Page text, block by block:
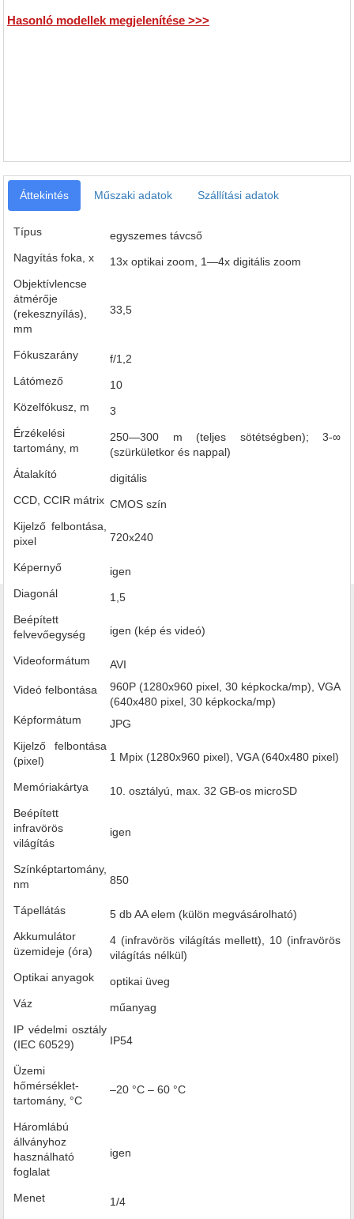
Hasonló modellek megjelenítése >>>
Áttekintés Műszaki adatok Szállítási adatok
Típus
egyszemes távcső
Nagyítás foka, x
13x optikai zoom, 1—4x digitális zoom
Objektívlencse
átmérője
(rekesznyílás),
mm
33,5
Fókuszarány
f/1,2
Látómező
10
Közelfókusz, m
3
Érzékelési
tartomány, m
250—300 m (teljes sötétségben); 3-∞
(szürkületkor és nappal)
Átalakító
digitális
CCD, CCIR mátrix CMOS szín
Kijelző felbontása,
pixel
720х240
Képernyő
igen
Diagonál
1,5
Beépített
felvevőegység
igen (kép és videó)
Videoformátum
AVI
Videó felbontása
960P (1280x960 pixel, 30 képkocka/mp), VGA
(640x480 pixel, 30 képkocka/mp)
Képformátum
JPG
Kijelző felbontása
(pixel)
1 Mpix (1280x960 pixel), VGA (640x480 pixel)
Memóriakártya
10. osztályú, max. 32 GB-os microSD
Beépített
infravörös
világítás
igen
Színképtartomány,
nm
850
Tápellátás
5 db AA elem (külön megvásárolható)
Akkumulátor
üzemideje (óra)
4 (infravörös világítás mellett), 10 (infravörös
világítás nélkül)
Optikai anyagok
optikai üveg
Váz
műanyag
IP védelmi osztály
(IEC 60529)
IP54
Üzemi
hőmérséklet-
tartomány, °C
–20 °C – 60 °C
Háromlábú
állványhoz
használható
foglalat
igen
Menet
1/4